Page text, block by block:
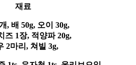
재료
, 배 50g, 오이 30g,
즈 1장, 적양파 20g,
2마리, 쳐빌 3g,